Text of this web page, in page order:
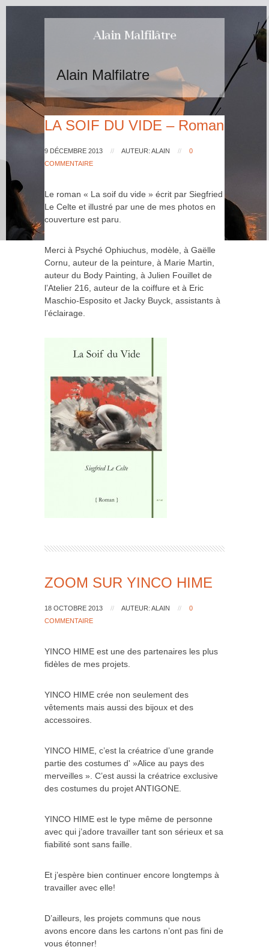
Alain Malfilatre
LA SOIF DU VIDE – Roman
9 DÉCEMBRE 2013 // AUTEUR: ALAIN //
0
COMMENTAIRE
Le roman « La soif du vide » écrit par Siegfried
Le Celte et illustré par une de mes photos en
couverture est paru.
Merci à Psyché Ophiuchus, modèle, à Gaëlle
Cornu, auteur de la peinture, à Marie Martin,
auteur du Body Painting, à Julien Fouillet de
l’Atelier 216, auteur de la coiffure et à Eric
Maschio-Esposito et Jacky Buyck, assistants à
l’éclairage.
ZOOM SUR YINCO HIME
18 OCTOBRE 2013 // AUTEUR: ALAIN //
0
COMMENTAIRE
YINCO HIME est une des partenaires les plus
fidèles de mes projets.
YINCO HIME crée non seulement des
vêtements mais aussi des bijoux et des
accessoires.
YINCO HIME, c’est la créatrice d’une grande
partie des costumes d' »Alice au pays des
merveilles ». C’est aussi la créatrice exclusive
des costumes du projet ANTIGONE.
YINCO HIME est le type même de personne
avec qui j’adore travailler tant son sérieux et sa
fiabilité sont sans faille.
Et j’espère bien continuer encore longtemps à
travailler avec elle!
D’ailleurs, les projets communs que nous
avons encore dans les cartons n’ont pas fini de
vous étonner!